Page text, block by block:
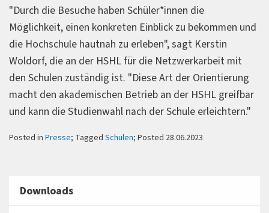
"Durch die Besuche haben Schüler*innen die
Möglichkeit, einen konkreten Einblick zu bekommen und
die Hochschule hautnah zu erleben", sagt Kerstin
Woldorf, die an der HSHL für die Netzwerkarbeit mit
den Schulen zuständig ist. "Diese Art der Orientierung
macht den akademischen Betrieb an der HSHL greifbar
und kann die Studienwahl nach der Schule erleichtern."
Posted in Presse; Tagged Schulen; Posted 28.06.2023
Downloads